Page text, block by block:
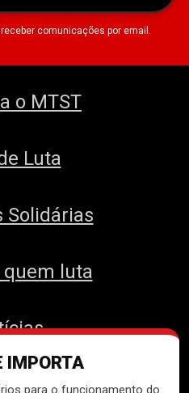
IMPORTA
para o funcionamento do
comunicações por email.
o MTST
Luta
Solidárias
quem luta